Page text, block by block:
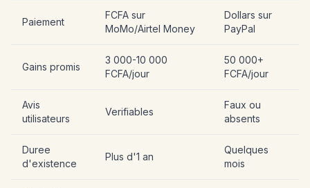
Paiement
FCFA sur
MoMo/Airtel Money
Dollars sur
PayPal
Gains promis
3 000-10 000
FCFA/jour
50 000+
FCFA/jour
Avis
utilisateurs
Verifiables
Faux ou
absents
Duree
d'existence
Plus d'1 an
Quelques
mois